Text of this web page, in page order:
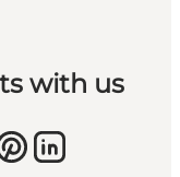
with us